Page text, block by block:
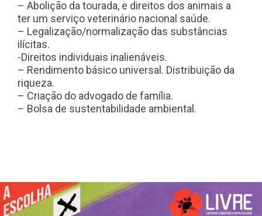
– Abolição da tourada, e direitos dos animais a
ter um serviço veterinário nacional saúde.
– Legalização/normalização das substâncias
ilícitas.
-Direitos individuais inalienáveis.
– Rendimento básico universal. Distribuição da
riqueza.
– Criação do advogado de família.
– Bolsa de sustentabilidade ambiental.